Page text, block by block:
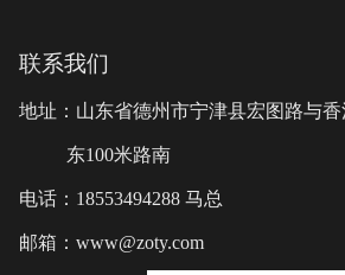
联系我们
地址：山东省德州市宁津县宏图路与
东100米路南
电话：18553494288 马总
邮箱：www@zoty.com